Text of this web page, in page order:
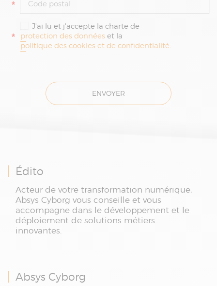
*
*
J'ai lu et j'accepte la charte de
protection des données et la
politique des cookies et de confidentialité.
ENVOYER
Édito
Acteur de votre transformation numérique,
Absys Cyborg vous conseille et vous
accompagne dans le développement et le
déploiement de solutions métiers
innovantes.
Absys Cyborg